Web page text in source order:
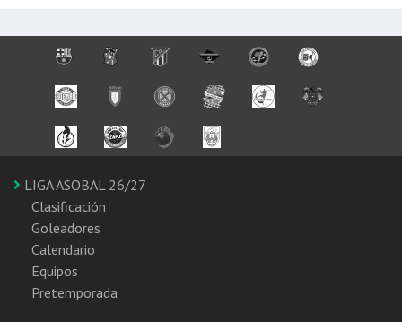
LIGA ASOBAL 26/27
Clasificación
Goleadores
Calendario
Equipos
Pretemporada